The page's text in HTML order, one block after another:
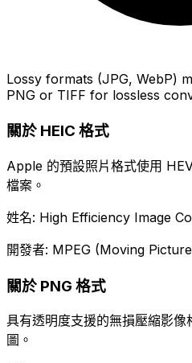
Lossy formats (JPG, WebP)
PNG or TIFF for lossless
關於 HEIC 格式
Apple 的預設照片格式使用
檔案。
姓名: High Efficiency Image
開發者: MPEG (Moving
關於 PNG 格式
具有透明度支援的無損壓縮影
圖。